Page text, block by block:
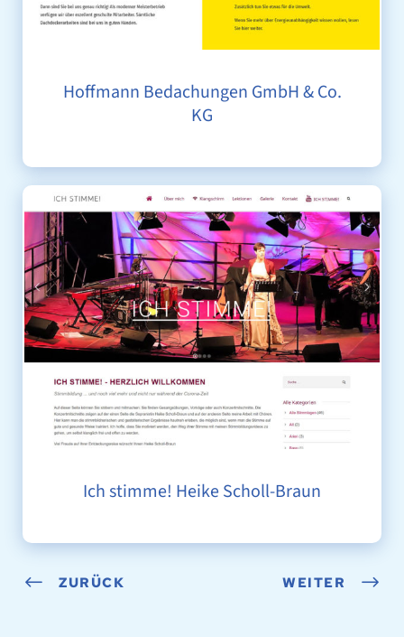
Hoffmann Bedachungen GmbH & Co.
KG
ICH STIMME! HEIKE SCHOLL-BRAUN
Ich stimme! Heike Scholl-Braun
ZURÜCK WEITER